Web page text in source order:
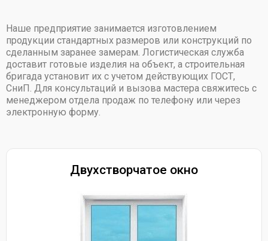
Наше предприятие занимается изготовлением
продукции стандартных размеров или конструкций по
сделанным заранее замерам. Логистическая служба
доставит готовые изделия на объект, а строительная
бригада установит их с учетом действующих ГОСТ,
СниП. Для консультаций и вызова мастера свяжитесь с
менеджером отдела продаж по телефону или через
электронную форму.
Двухстворчатое окно